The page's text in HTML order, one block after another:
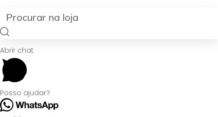
Abrir chat
Posso ajudar?